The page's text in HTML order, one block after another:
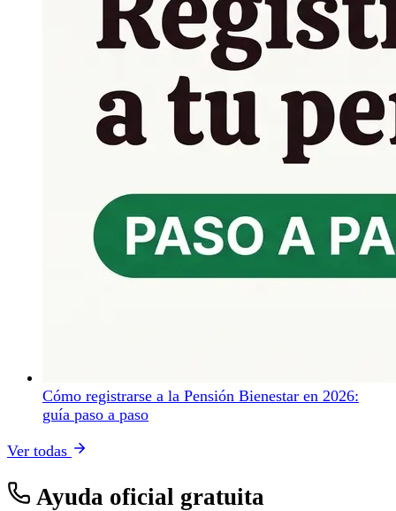
Cómo registrarse a la Pensión Bienestar en 2026:
guía paso a paso
Ver todas
Ayuda oficial gratuita